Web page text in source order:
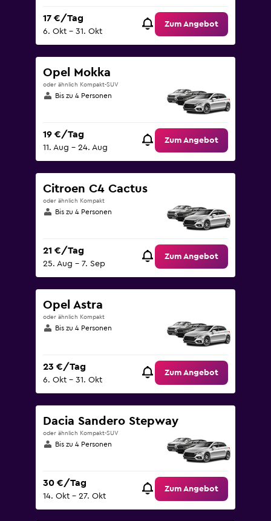
17 €/Tag
6. Okt – 31. Okt
Zum Angebot
Opel Mokka
oder ähnlich Kompakt-SUV
Bis zu 4 Personen
19 €/Tag
11. Aug – 24. Aug
Zum Angebot
Citroen C4 Cactus
oder ähnlich Kompakt
Bis zu 4 Personen
21 €/Tag
25. Aug – 7. Sep
Zum Angebot
Opel Astra
oder ähnlich Kompakt
Bis zu 4 Personen
23 €/Tag
6. Okt – 31. Okt
Zum Angebot
Dacia Sandero Stepway
oder ähnlich Kompakt-SUV
Bis zu 4 Personen
30 €/Tag
14. Okt – 27. Okt
Zum Angebot